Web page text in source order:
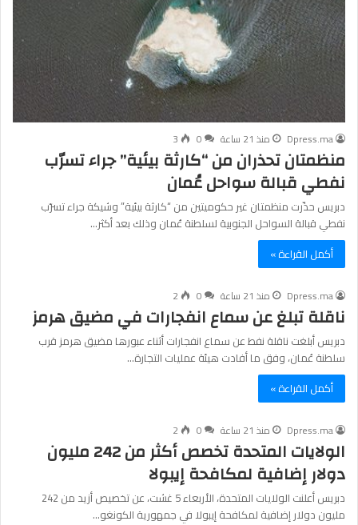
Dpress.ma منذ 21 ساعة 0
3
منظمتان تحذران من “كارثة بيئية” جراء تسرّب
نفطي قبالة سواحل عُمان
دبريس حذّرت منظمتان غير حكوميتين من “كارثة بيئية” وشيكة جراء تسرّب
نفطي قبالة السواحل الجنوبية لسلطنة عُمان وذلك بعد أكثر…
أكمل القراءة »
Dpress.ma منذ 21 ساعة 0
2
ناقلة تبلغ عن سماع انفجارات في مضيق هرمز
دبريس أبلغت ناقلة نفط عن سماع انفجارات أثناء عبورها مضيق هرمز قرب
سلطنة عُمان، وفق ما أفادت هيئة عمليات التجارة…
أكمل القراءة »
Dpress.ma منذ 21 ساعة 0
2
الولايات المتحدة تخصص أكثر من 242 مليون
دولار إضافية لمكافحة إيبولا
دبريس أعلنت الولايات المتحدة، الأربعاء 5 غشت، عن تخصيص أزيد من 242
مليون دولار إضافية لمكافحة إيبولا في جمهورية الكونغو…